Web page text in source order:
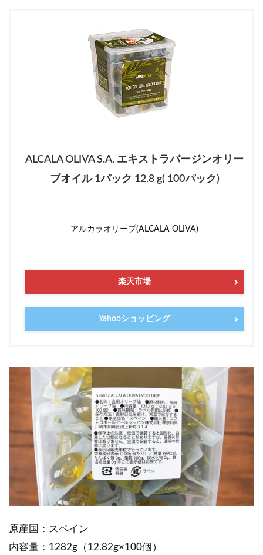
ALCALA OLIVA S.A. エキストラバージンオリー
ブオイル 1パック 12.8 g( 100パック)
アルカラオリーブ(ALCALA OLIVA)
楽天市場
Yahooショッピング
原産国：スペイン
内容量：1282g（12.82g×100個）